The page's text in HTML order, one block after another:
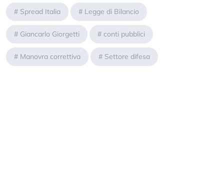
# Spread Italia # Legge di Bilancio
# Giancarlo Giorgetti # conti pubblici
# Manovra correttiva # Settore difesa